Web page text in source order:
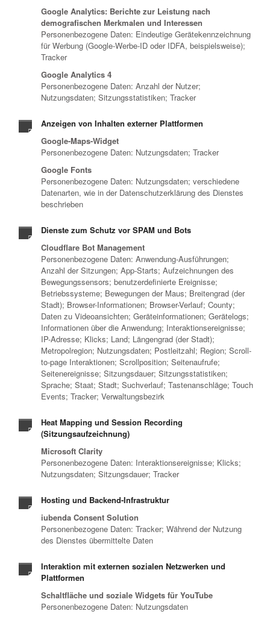
Google Analytics: Berichte zur Leistung nach
demografischen Merkmalen und Interessen
Personenbezogene Daten: Eindeutige Gerätekennzeichnung
für Werbung (Google-Werbe-ID oder IDFA, beispielsweise);
Tracker
Google Analytics 4
Personenbezogene Daten: Anzahl der Nutzer;
Nutzungsdaten; Sitzungsstatistiken; Tracker
Anzeigen von Inhalten externer Plattformen
Google-Maps-Widget
Personenbezogene Daten: Nutzungsdaten; Tracker
Google Fonts
Personenbezogene Daten: Nutzungsdaten; verschiedene
Datenarten, wie in der Datenschutzerklärung des Dienstes
beschrieben
Dienste zum Schutz vor SPAM und Bots
Cloudflare Bot Management
Personenbezogene Daten: Anwendung-Ausführungen;
Anzahl der Sitzungen; App-Starts; Aufzeichnungen des
Bewegungssensors; benutzerdefinierte Ereignisse;
Betriebssysteme; Bewegungen der Maus; Breitengrad (der
Stadt); Browser-Informationen; Browser-Verlauf; County;
Daten zu Videoansichten; Geräteinformationen; Gerätelogs;
Informationen über die Anwendung; Interaktionsereignisse;
IP-Adresse; Klicks; Land; Längengrad (der Stadt);
Metropolregion; Nutzungsdaten; Postleitzahl; Region; Scroll-
to-page Interaktionen; Scrollposition; Seitenaufrufe;
Seitenereignisse; Sitzungsdauer; Sitzungsstatistiken;
Sprache; Staat; Stadt; Suchverlauf; Tastenanschläge; Touch
Events; Tracker; Verwaltungsbezirk
Heat Mapping und Session Recording
(Sitzungsaufzeichnung)
Microsoft Clarity
Personenbezogene Daten: Interaktionsereignisse; Klicks;
Nutzungsdaten; Sitzungsdauer; Tracker
Hosting und Backend-Infrastruktur
iubenda Consent Solution
Personenbezogene Daten: Tracker; Während der Nutzung
des Dienstes übermittelte Daten
Interaktion mit externen sozialen Netzwerken und
Plattformen
Schaltfläche und soziale Widgets für YouTube
Personenbezogene Daten: Nutzungsdaten